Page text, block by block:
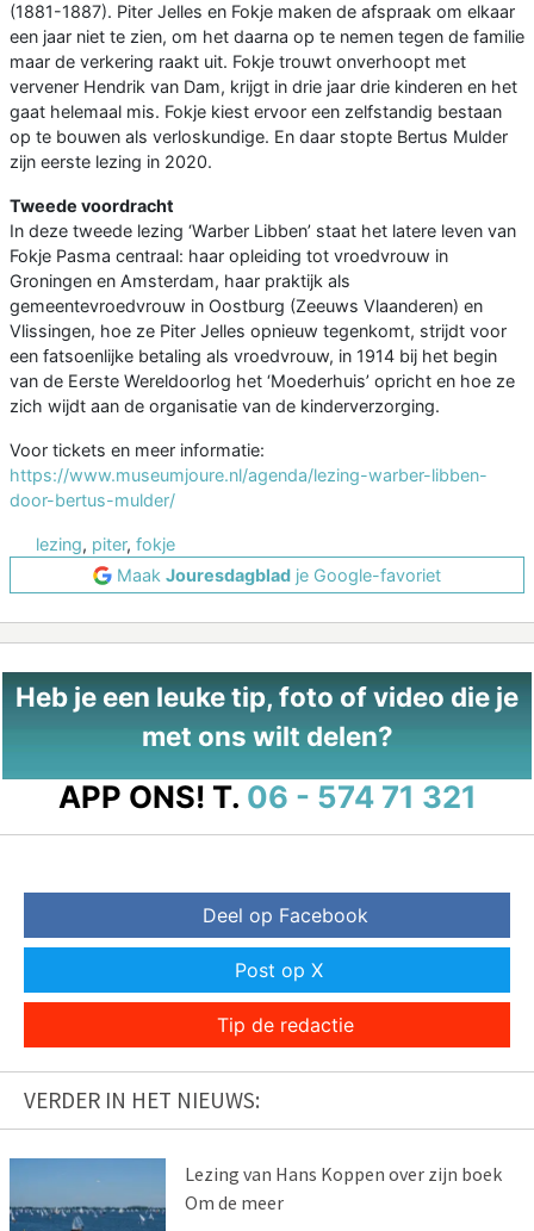
(1881-1887). Piter Jelles en Fokje maken de afspraak om elkaar
een jaar niet te zien, om het daarna op te nemen tegen de familie
maar de verkering raakt uit. Fokje trouwt onverhoopt met
vervener Hendrik van Dam, krijgt in drie jaar drie kinderen en het
gaat helemaal mis. Fokje kiest ervoor een zelfstandig bestaan
op te bouwen als verloskundige. En daar stopte Bertus Mulder
zijn eerste lezing in 2020.
Tweede voordracht
In deze tweede lezing ‘Warber Libben’ staat het latere leven van
Fokje Pasma centraal: haar opleiding tot vroedvrouw in
Groningen en Amsterdam, haar praktijk als
gemeentevroedvrouw in Oostburg (Zeeuws Vlaanderen) en
Vlissingen, hoe ze Piter Jelles opnieuw tegenkomt, strijdt voor
een fatsoenlijke betaling als vroedvrouw, in 1914 bij het begin
van de Eerste Wereldoorlog het ‘Moederhuis’ opricht en hoe ze
zich wijdt aan de organisatie van de kinderverzorging.
Voor tickets en meer informatie:
https://www.museumjoure.nl/agenda/lezing-warber-libben-
door-bertus-mulder/
lezing, piter, fokje
Maak Jouresdagblad je Google-favoriet
Heb je een leuke tip, foto of video die je
met ons wilt delen?
APP ONS! T. 06 - 574 71 321
Deel op Facebook
Post op X
Tip de redactie
VERDER IN HET NIEUWS:
Lezing van Hans Koppen over zijn boek
Om de meer